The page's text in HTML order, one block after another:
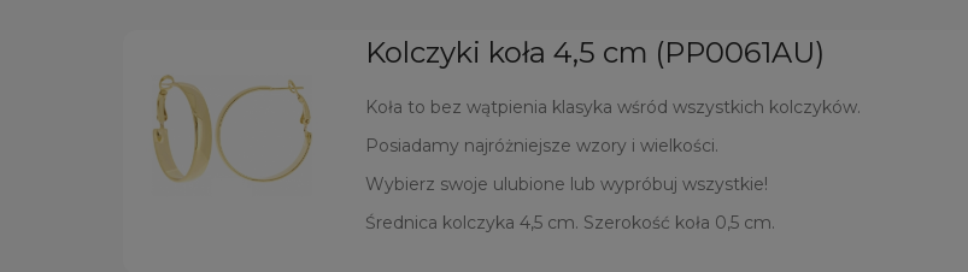
Kolczyki koła 4,5 cm (PP0061AU)
Koła to bez wątpienia klasyka wśród wszystkich kolczyków.
Posiadamy najróżniejsze wzory i wielkości.
Wybierz swoje ulubione lub wypróbuj wszystkie!
Średnica kolczyka 4,5 cm. Szerokość koła 0,5 cm.